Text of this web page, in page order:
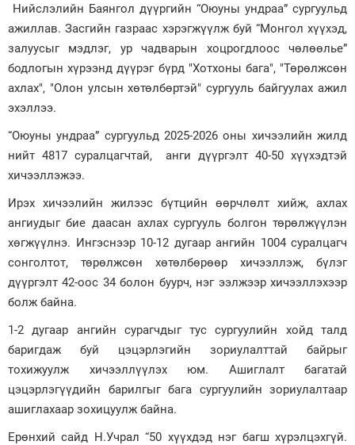
Зурхай
Нийслэлийн Баянгол дүүргийн “Оюуны ундраа” сургуульд
ажиллав. Засгийн газраас хэрэгжүүлж буй “Монгол хүүхэд,
залуусыг мэдлэг, ур чадварын хоцрогдлоос чөлөөлье”
бодлогын хүрээнд дүүрэг бүрд "Хотхоны бага", "Төрөлжсөн
ахлах", "Олон улсын хөтөлбөртэй" сургууль байгуулах ажил
эхэллээ.
“Оюуны ундраа” сургуульд 2025-2026 оны хичээлийн жилд
нийт 4817 суралцагчтай, анги дүүргэлт 40-50 хүүхэдтэй
хичээллэжээ.
Ирэх хичээлийн жилээс бүтцийн өөрчлөлт хийж, ахлах
ангиудыг бие даасан ахлах сургууль болгон төрөлжүүлэн
хөгжүүлнэ. Ингэснээр 10-12 дугаар ангийн 1004 суралцагч
сонголтот, төрөлжсөн хөтөлбөрөөр хичээллэж, бүлэг
дүүргэлт 42-оос 34 болон буурч, нэг ээлжээр хичээллэхээр
болж байна.
1-2 дугаар ангийн сурагчдыг тус сургуулийн хойд талд
баригдаж буй цэцэрлэгийн зориулалттай байрыг
тохижуулж хичээллүүлэх юм. Ашиглалт багатай
цэцэрлэгүүдийн барилгыг бага сургуулийн зориулалтаар
ашиглахаар зохицуулж байна.
Ерөнхий сайд Н.Учрал “50 хүүхдэд нэг багш хүрэлцэхгүй.